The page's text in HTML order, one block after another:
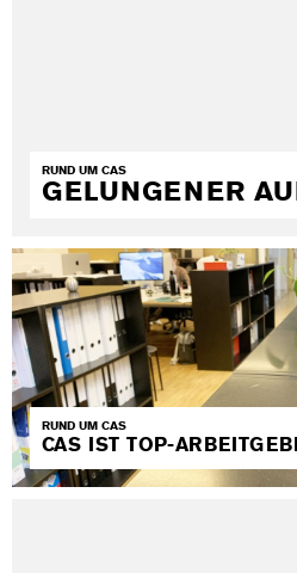
RUND UM CAS
GELUNGENER
RUND UM CAS
CAS IST TOP-